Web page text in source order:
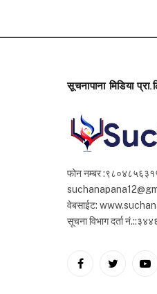
सूचनापाना मिडिया
फोन नम्बर
वेबसाईट:
सूचना विभाग दर्ता
FacebookTwitter